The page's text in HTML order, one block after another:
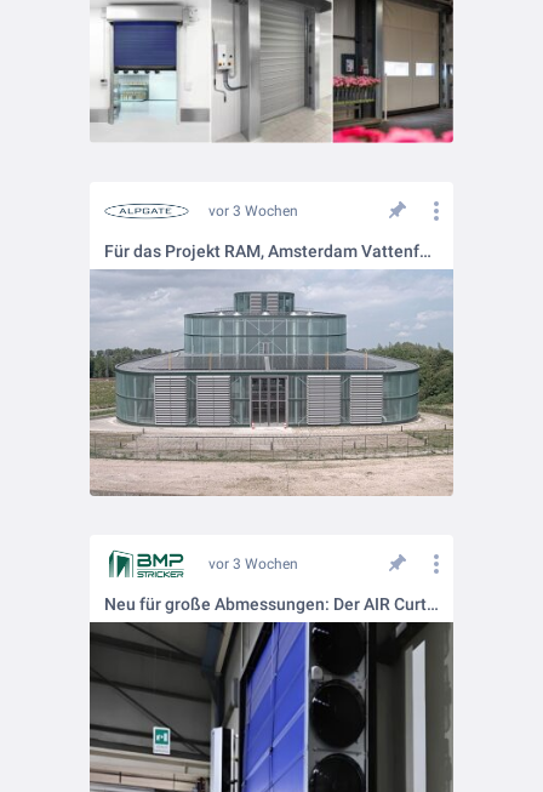
vor 3 Wochen
Für das Projekt RAM, Amsterdam Vattenfall Fernwärme haben wir ein beeindruckendes Tor gefertigt: 5900 x 8155 mm mit 12mm VSG Verglasung!
vor 3 Wochen
Neu für große Abmessungen: Der AIR Curtain XL.